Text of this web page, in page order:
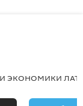
ЭКОНОМИКИ